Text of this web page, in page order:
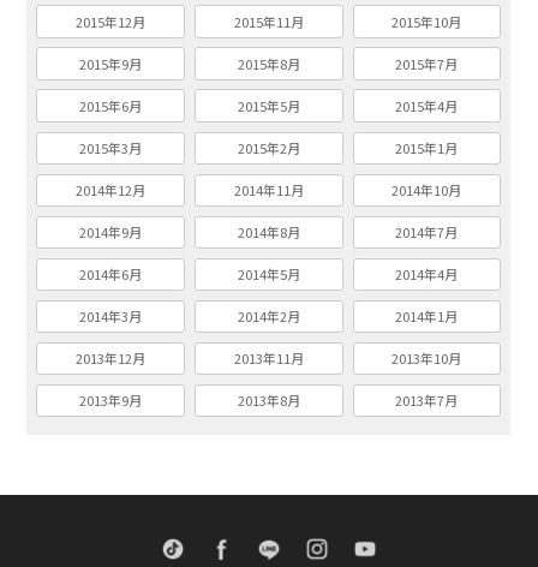
2015年12月 2015年11月 2015年10月
2015年9月 2015年8月 2015年7月
2015年6月 2015年5月 2015年4月
2015年3月 2015年2月 2015年1月
2014年12月 2014年11月 2014年10月
2014年9月 2014年8月 2014年7月
2014年6月 2014年5月 2014年4月
2014年3月 2014年2月 2014年1月
2013年12月 2013年11月 2013年10月
2013年9月 2013年8月 2013年7月
TikTok FacebookLINE